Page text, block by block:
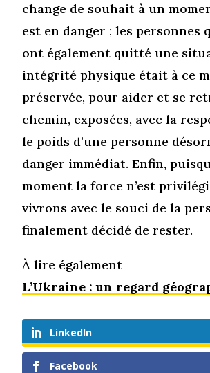
change de souhait à un
est en danger ; les personnes
ont également quitté une
intégrité physique était à ce
préservée, pour aider et se
chemin, exposées, avec la
le poids d’une personne
danger immédiat. Enfin,
moment la force n’est
vivrons avec le souci de la
finalement décidé de rester.
À lire également
L’Ukraine : un regard
LinkedIn
Facebook